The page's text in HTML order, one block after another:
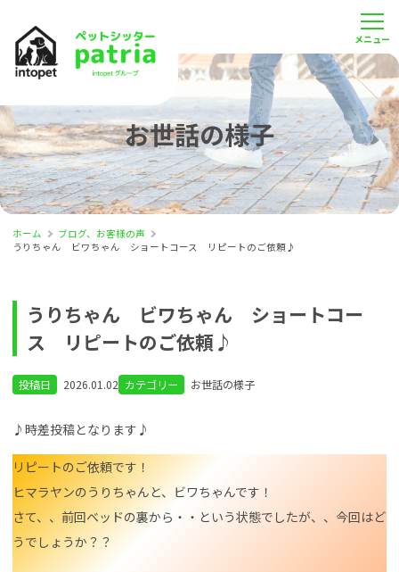
お世話の様子
ホーム
ブログ、お客様の声
うりちゃん ビワちゃん ショートコース リピートのご依頼♪
うりちゃん ビワちゃん ショートコー
ス リピートのご依頼♪
投稿日 2026.01.02 カテゴリー お世話の様子
♪時差投稿となります♪
リピートのご依頼です！
ヒマラヤンのうりちゃんと、ビワちゃんです！
さて、、前回ベッドの裏から・・という状態でしたが、、今回はど
うでしょうか？？